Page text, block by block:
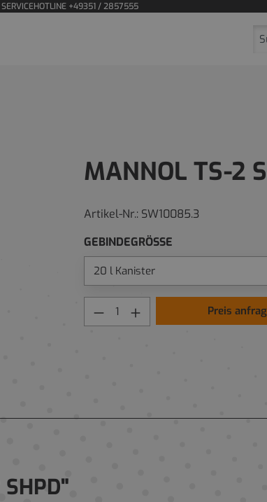
SERVICEHOTLINE +49351 / 2857555
MANNOL TS-2
Artikel-Nr.: SW10085.3
GEBINDEGRÖSSE
Preis